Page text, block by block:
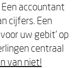
accountant
cijfers. Een
uw gebit’ op
centraal
van niet!